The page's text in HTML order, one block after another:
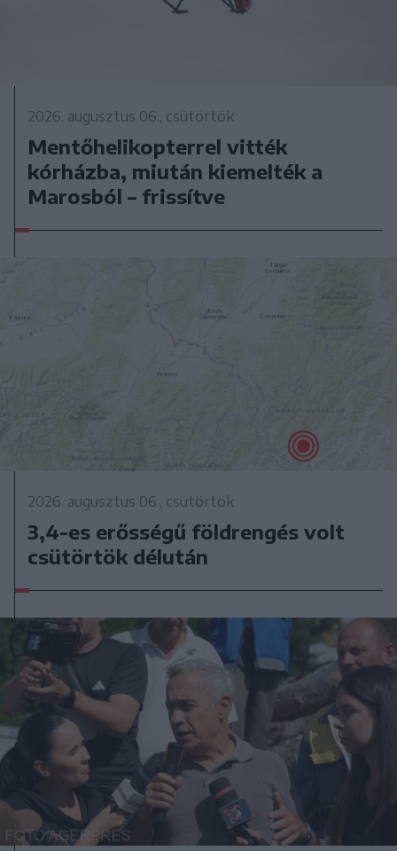
2026. augusztus 06., csütörtök
Mentőhelikopterrel vitték
kórházba, miután kiemelték a
Marosból – frissítve
2026. augusztus 06., csütörtök
3,4-es erősségű földrengés volt
csütörtök délután